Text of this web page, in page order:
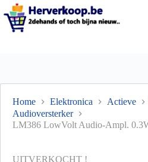
Home Elektronica Actieve
Audioversterker
LM386 LowVolt Audio-Ampl.
UITVERKOCHT !